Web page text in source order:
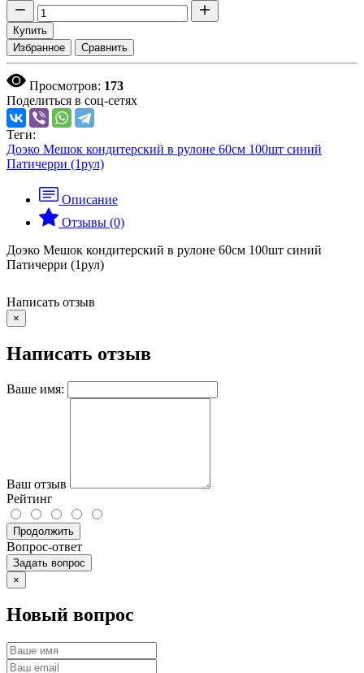
Купить
Избранное
Сравнить
Просмотров: 173
Поделиться в соц-сетях
Теги:
Доэко Мешок кондитерский в рулоне 60см 100шт синий
Патичерри (1рул)
Описание
Отзывы (0)
Доэко Мешок кондитерский в рулоне 60см 100шт синий
Патичерри (1рул)
Написать отзыв
×
Написать отзыв
Ваше имя:
Ваш отзыв
Рейтинг
Продолжить
Вопрос-ответ
Задать вопрос
×
Новый вопрос